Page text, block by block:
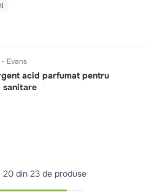
Evans
acid parfumat pentru
sanitare
20 din 23 de produse